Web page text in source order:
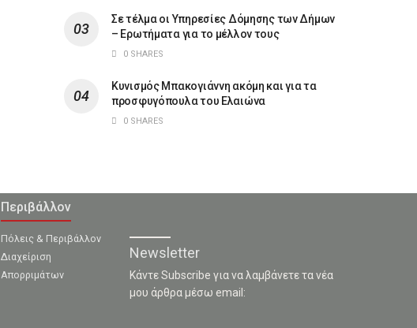
Σε τέλμα οι Υπηρεσίες Δόμησης των Δήμων
– Ερωτήματα για το μέλλον τους
0 SHARES
Κυνισμός Μπακογιάννη ακόμη και για τα
προσφυγόπουλα του Ελαιώνα
0 SHARES
Περιβάλλον
Πόλεις & Περιβάλλον
Διαχείριση
Απορριμάτων
Newsletter
Κάντε Subscribe για να λαμβάνετε τα νέα
μου άρθρα μέσω email: